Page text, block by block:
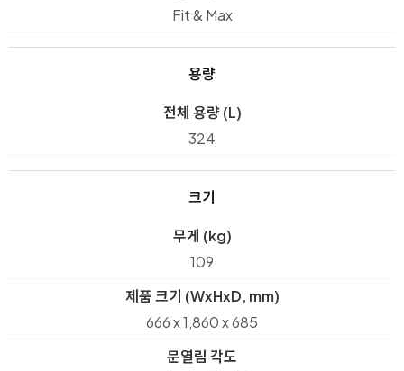
Fit & Max
용량
전체 용량 (L)
324
크기
무게 (kg)
109
제품 크기 (WxHxD, mm)
666 x 1,860 x 685
문열림 각도